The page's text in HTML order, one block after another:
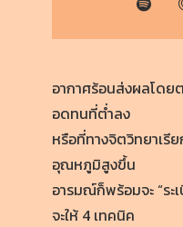
อากาศร้อนส่งผลโดย
อดทนที่ต่ำลง
หรือที่ทางจิตวิทยาเรี
อุณหภูมิสูงขึ้น
อารมณ์ก็พร้อมจะ “ระ
จะให้ 4 เทคนิค